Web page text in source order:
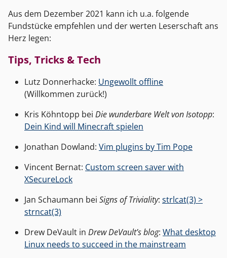
Aus dem Dezember 2021 kann ich u.a. folgende
Fundstücke empfehlen und der werten Leserschaft ans
Herz legen:
Tips, Tricks & Tech
Lutz Donnerhacke: Ungewollt offline
(Willkommen zurück!)
Kris Köhntopp bei Die wunderbare Welt von Isotopp:
Dein Kind will Minecraft spielen
Jonathan Dowland: Vim plugins by Tim Pope
Vincent Bernat: Custom screen saver with
XSecureLock
Jan Schaumann bei Signs of Triviality: strlcat(3) >
strncat(3)
Drew DeVault in Drew DeVault’s blog: What desktop
Linux needs to succeed in the mainstream